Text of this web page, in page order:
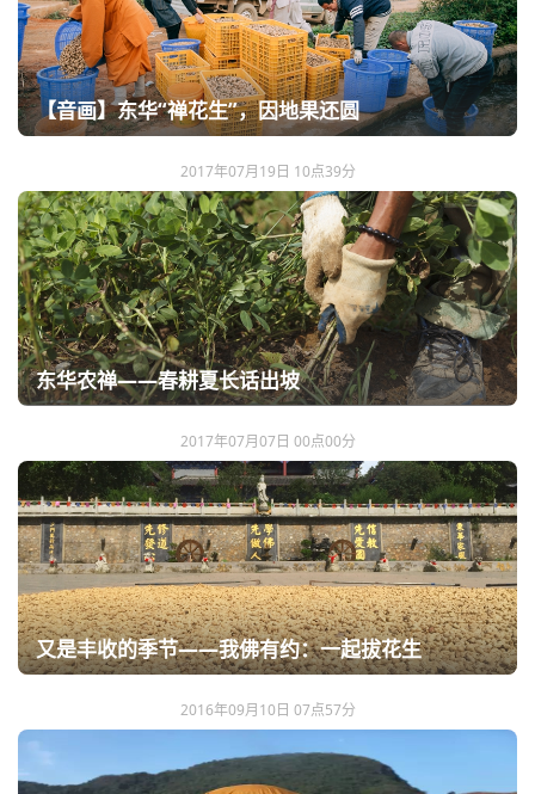
【音画】东华“禅花生”，因地果还圆
2017年07月19日 10点39分
东华农禅——春耕夏长话出坡
2017年07月07日 00点00分
又是丰收的季节——我佛有约：一起拔花生
2016年09月10日 07点57分